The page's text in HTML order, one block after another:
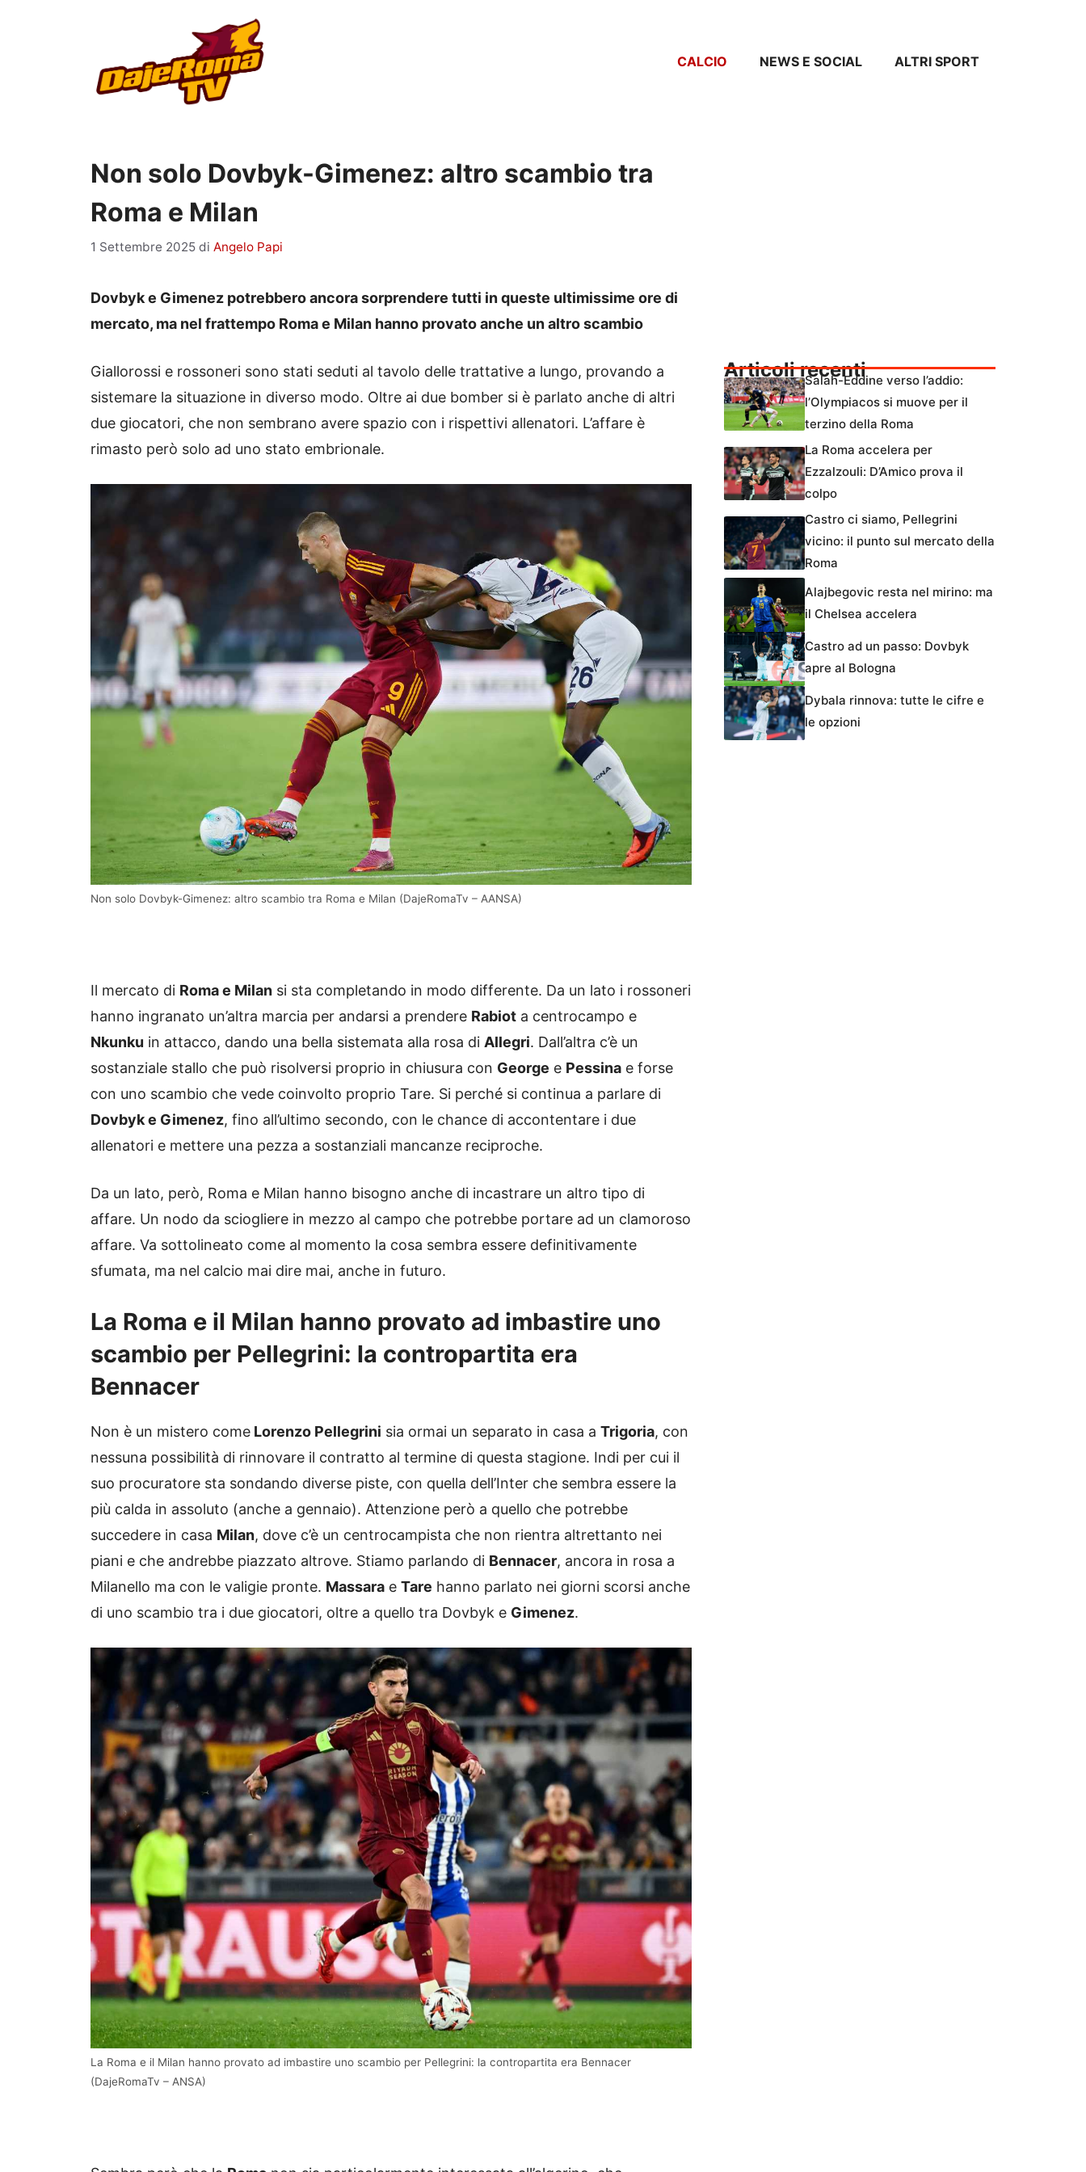
CALCIO NEWS E SOCIAL ALTRI SPORT
Non solo Dovbyk-Gimenez: altro scambio tra
Roma e Milan
1 Settembre 2025 di Angelo Papi
Dovbyk e Gimenez potrebbero ancora sorprendere tutti in queste ultimissime ore di
mercato, ma nel frattempo Roma e Milan hanno provato anche un altro scambio
Giallorossi e rossoneri sono stati seduti al tavolo delle trattative a lungo, provando a
sistemare la situazione in diverso modo. Oltre ai due bomber si è parlato anche di altri
due giocatori, che non sembrano avere spazio con i rispettivi allenatori. L’affare è
rimasto però solo ad uno stato embrionale.
Non solo Dovbyk-Gimenez: altro scambio tra Roma e Milan (DajeRomaTv – AANSA)
Il mercato di Roma e Milan si sta completando in modo differente. Da un lato i rossoneri
hanno ingranato un’altra marcia per andarsi a prendere Rabiot a centrocampo e
Nkunku in attacco, dando una bella sistemata alla rosa di Allegri. Dall’altra c’è un
sostanziale stallo che può risolversi proprio in chiusura con George e Pessina e forse
con uno scambio che vede coinvolto proprio Tare. Si perché si continua a parlare di
Dovbyk e Gimenez, fino all’ultimo secondo, con le chance di accontentare i due
allenatori e mettere una pezza a sostanziali mancanze reciproche.
Da un lato, però, Roma e Milan hanno bisogno anche di incastrare un altro tipo di
affare. Un nodo da sciogliere in mezzo al campo che potrebbe portare ad un clamoroso
affare. Va sottolineato come al momento la cosa sembra essere definitivamente
sfumata, ma nel calcio mai dire mai, anche in futuro.
La Roma e il Milan hanno provato ad imbastire uno
scambio per Pellegrini: la contropartita era
Bennacer
Non è un mistero come Lorenzo Pellegrini sia ormai un separato in casa a Trigoria, con
nessuna possibilità di rinnovare il contratto al termine di questa stagione. Indi per cui il
suo procuratore sta sondando diverse piste, con quella dell’Inter che sembra essere la
più calda in assoluto (anche a gennaio). Attenzione però a quello che potrebbe
succedere in casa Milan, dove c’è un centrocampista che non rientra altrettanto nei
piani e che andrebbe piazzato altrove. Stiamo parlando di Bennacer, ancora in rosa a
Milanello ma con le valigie pronte. Massara e Tare hanno parlato nei giorni scorsi anche
di uno scambio tra i due giocatori, oltre a quello tra Dovbyk e Gimenez.
La Roma e il Milan hanno provato ad imbastire uno scambio per Pellegrini: la contropartita era Bennacer
(DajeRomaTv – ANSA)
Articoli recentiSalah-Eddine verso l’addio:
l’Olympiacos si muove per il
terzino della Roma
La Roma accelera per
Ezzalzouli: D’Amico prova il
colpo
Castro ci siamo, Pellegrini
vicino: il punto sul mercato della
Roma
Alajbegovic resta nel mirino: ma
il Chelsea accelera
Castro ad un passo: Dovbyk
apre al Bologna
Dybala rinnova: tutte le cifre e
le opzioni